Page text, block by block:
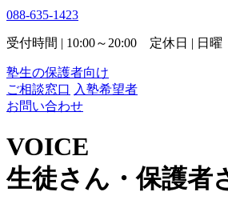
088-635-1423
受付時間 | 10:00～20:00 定休日 | 日曜
塾生の保護者向け
ご相談窓口 入塾希望者
お問い合わせ
VOICE
生徒さん・保護者